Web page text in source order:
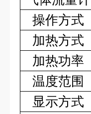
操作方式
加热方式
加热功率
温度范围
显示方式